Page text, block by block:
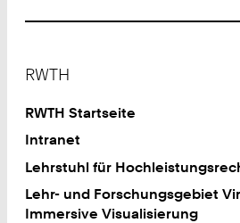
RWTH
RWTH Startseite
Intranet
Lehrstuhl für
Lehr- und Forschungsgebiet
Immersive Visualisierung